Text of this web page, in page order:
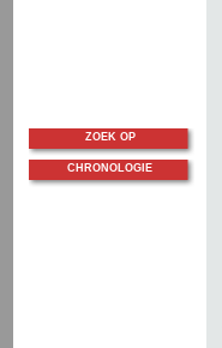
ZOEK OP
CHRONOLOGIE